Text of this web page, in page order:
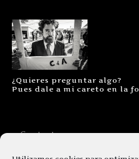
¿Quieres preguntar algo?
Pues dale a mi careto en la
Contacto
Aviso legal